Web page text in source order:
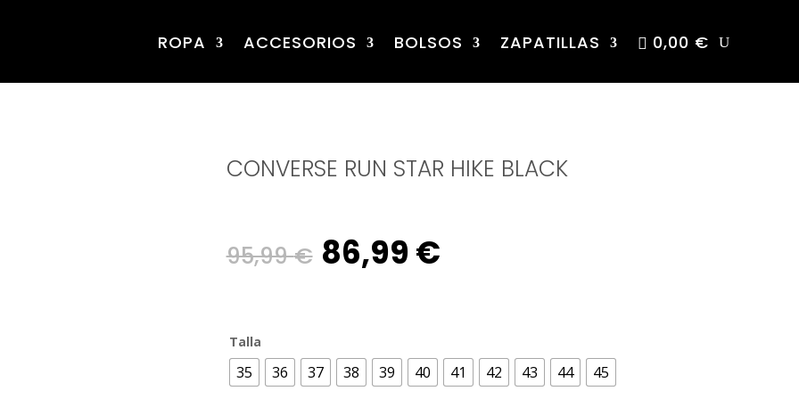
ROPA ACCESORIOS BOLSOS ZAPATILLAS 0,00 €
CONVERSE RUN STAR HIKE BLACK
95,99€ Original
was:
86,99 €Current
is:
Talla
35 36 37 38 39 40 41 42 43 44 45